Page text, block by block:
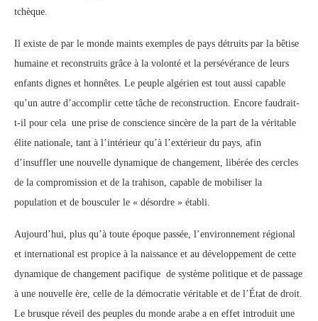
tchèque.
Il existe de par le monde maints exemples de pays détruits par la bêtise
humaine et reconstruits grâce à la volonté et la persévérance de leurs
enfants dignes et honnêtes. Le peuple algérien est tout aussi capable
qu’un autre d’accomplir cette tâche de reconstruction. Encore faudrait-
t-il pour cela une prise de conscience sincère de la part de la véritable
élite nationale, tant à l’intérieur qu’à l’extérieur du pays, afin
d’insuffler une nouvelle dynamique de changement, libérée des cercles
de la compromission et de la trahison, capable de mobiliser la
population et de bousculer le « désordre » établi.
Aujourd’hui, plus qu’à toute époque passée, l’environnement régional
et international est propice à la naissance et au développement de cette
dynamique de changement pacifique de système politique et de passage
à une nouvelle ère, celle de la démocratie véritable et de l’État de droit.
Le brusque réveil des peuples du monde arabe a en effet introduit une